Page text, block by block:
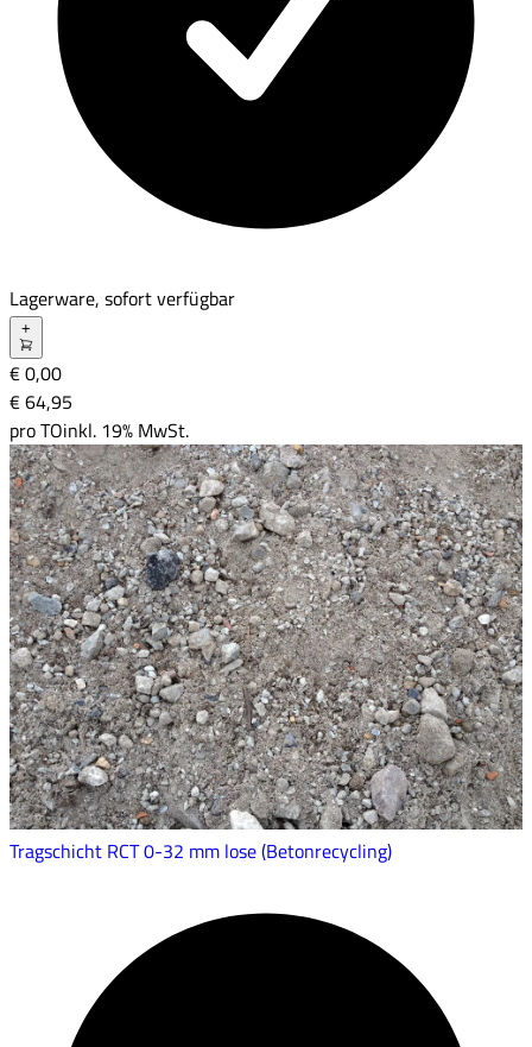
Lagerware, sofort verfügbar
€ 0,00
€ 64,95
proTOinkl. 19% MwSt.
Tragschicht RCT 0-32 mm lose (Betonrecycling)